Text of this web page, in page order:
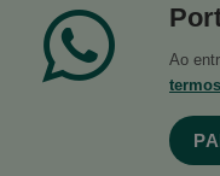
Ao